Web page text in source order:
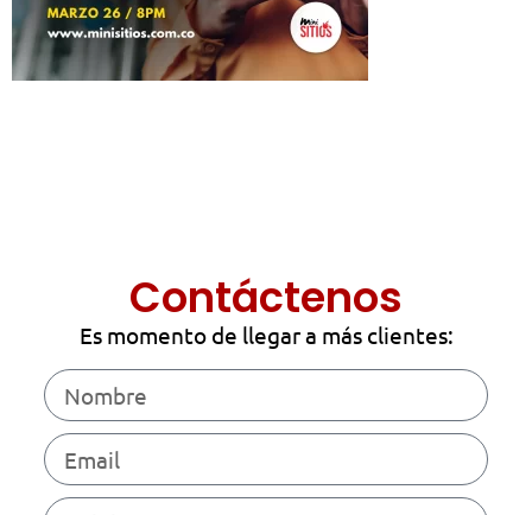
Contáctenos
Es momento de llegar a más clientes: